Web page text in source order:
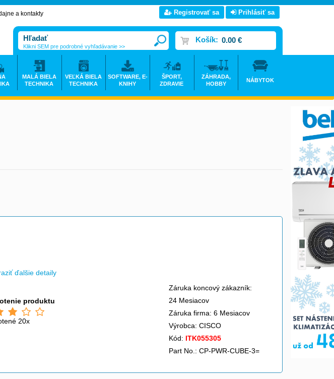
ďalšie detaily
produktu
20x
Záruka koncový zákazník:
24 Mesiacov
Záruka firma: 6 Mesiacov
Výrobca: CISCO
Kód: ITK055305
Part No.: CP-PWR-CUBE-3=
a kontakty
Registrovať sa Prihlásiť sa
Košík: 0.00 €
Klikni SEM pre podrobné vyhľadávanie >>
MALÁ BIELA
TECHNIKA
VEĽKÁ BIELA
TECHNIKA
SOFTWARE, E-
KNIHY
ŠPORT,
ZDRAVIE
ZÁHRADA,
HOBBY
NÁBYTOK